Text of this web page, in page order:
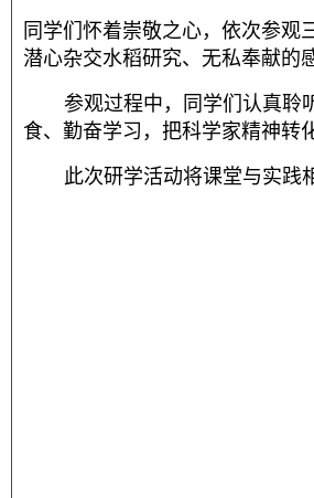
同学们怀着崇敬之心，依次参
潜心杂交水稻研究、无私奉献的
参观过程中，同学们认真聆
食、勤奋学习，把科学家精神转
此次研学活动将课堂与实践